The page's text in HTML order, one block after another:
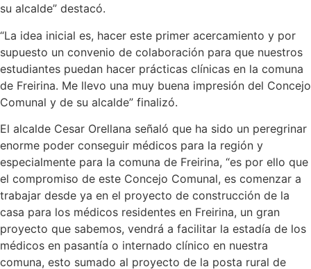
su alcalde” destacó.
“La idea inicial es, hacer este primer acercamiento y por
supuesto un convenio de colaboración para que nuestros
estudiantes puedan hacer prácticas clínicas en la comuna
de Freirina. Me llevo una muy buena impresión del Concejo
Comunal y de su alcalde” finalizó.
El alcalde Cesar Orellana señaló que ha sido un peregrinar
enorme poder conseguir médicos para la región y
especialmente para la comuna de Freirina, “es por ello que
el compromiso de este Concejo Comunal, es comenzar a
trabajar desde ya en el proyecto de construcción de la
casa para los médicos residentes en Freirina, un gran
proyecto que sabemos, vendrá a facilitar la estadía de los
médicos en pasantía o internado clínico en nuestra
comuna, esto sumado al proyecto de la posta rural de